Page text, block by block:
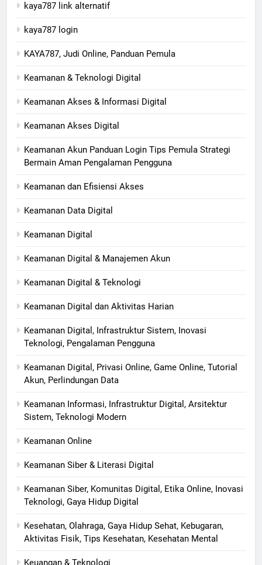
kaya787 link alternatif
kaya787 login
KAYA787, Judi Online, Panduan Pemula
Keamanan & Teknologi Digital
Keamanan Akses & Informasi Digital
Keamanan Akses Digital
Keamanan Akun Panduan Login Tips Pemula Strategi
Bermain Aman Pengalaman Pengguna
Keamanan dan Efisiensi Akses
Keamanan Data Digital
Keamanan Digital
Keamanan Digital & Manajemen Akun
Keamanan Digital & Teknologi
Keamanan Digital dan Aktivitas Harian
Keamanan Digital, Infrastruktur Sistem, Inovasi
Teknologi, Pengalaman Pengguna
Keamanan Digital, Privasi Online, Game Online, Tutorial
Akun, Perlindungan Data
Keamanan Informasi, Infrastruktur Digital, Arsitektur
Sistem, Teknologi Modern
Keamanan Online
Keamanan Siber & Literasi Digital
Keamanan Siber, Komunitas Digital, Etika Online, Inovasi
Teknologi, Gaya Hidup Digital
Kesehatan, Olahraga, Gaya Hidup Sehat, Kebugaran,
Aktivitas Fisik, Tips Kesehatan, Kesehatan Mental
Keuangan & Teknologi